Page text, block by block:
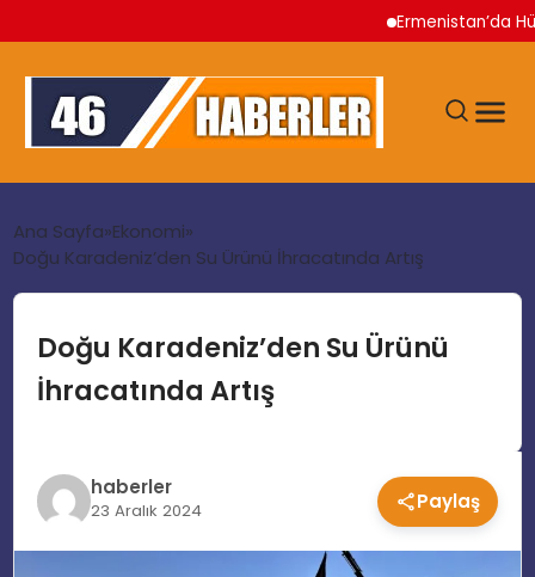
Ermenistan’da
GÜNDEM
EKONOMI
TEKNOLOJI
Ana Sayfa Ekonomi
Doğu Karadeniz’den Su Ürünü İhracatında Artış
Doğu Karadeniz’den Su Ürünü
İhracatında Artış
haberler
23 Aralık 2024 Paylaş